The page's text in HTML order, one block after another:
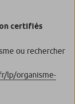
certifiés
ou rechercher
lp/organisme-